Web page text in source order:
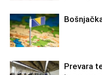
Prevara